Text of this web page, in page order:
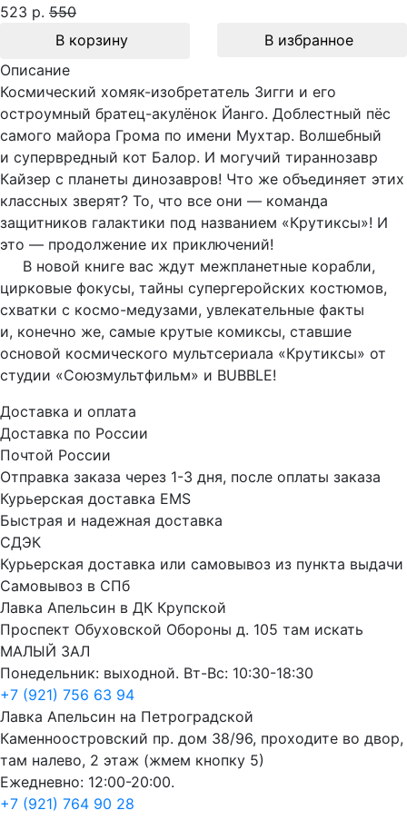
523 р. 550
В корзину
В избранное
Описание
Космический хомяк-изобретатель Зигги и его
остроумный братец-акулёнок Йанго. Доблестный пёс
самого майора Грома по имени Мухтар. Волшебный
и супервредный кот Балор. И могучий тираннозавр
Кайзер с планеты динозавров! Что же объединяет этих
классных зверят? То, что все они — команда
защитников галактики под названием «Крутиксы»! И
это — продолжение их приключений!
В новой книге вас ждут межпланетные корабли,
цирковые фокусы, тайны супергеройских костюмов,
схватки с космо-медузами, увлекательные факты
и, конечно же, самые крутые комиксы, ставшие
основой космического мультсериала «Крутиксы» от
студии «Союзмультфильм» и BUBBLE!
Доставка и оплата
Доставка по России
Почтой России
Отправка заказа через 1-3 дня, после оплаты заказа
Курьерская доставка EMS
Быстрая и надежная доставка
СДЭК
Курьерская доставка или самовывоз из пункта выдачи
Самовывоз в СПб
Лавка Апельсин в ДК Крупской
Проспект Обуховской Обороны д. 105 там искать
МАЛЫЙ ЗАЛ
Понедельник: выходной. Вт-Вс: 10:30-18:30
+7 (921) 756 63 94
Лавка Апельсин на Петроградской
Каменноостровский пр. дом 38/96, проходите во двор,
там налево, 2 этаж (жмем кнопку 5)
Ежедневно: 12:00-20:00.
+7 (921) 764 90 28